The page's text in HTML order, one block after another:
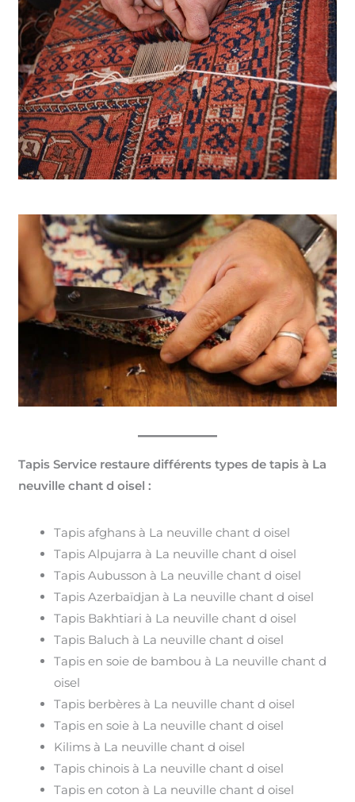
Tapis Service restaure différents types de tapis à La
neuville chant d oisel :
Tapis afghans à La neuville chant d oisel
Tapis Alpujarra à La neuville chant d oisel
Tapis Aubusson à La neuville chant d oisel
Tapis Azerbaïdjan à La neuville chant d oisel
Tapis Bakhtiari à La neuville chant d oisel
Tapis Baluch à La neuville chant d oisel
Tapis en soie de bambou à La neuville chant d
oisel
Tapis berbères à La neuville chant d oisel
Tapis en soie à La neuville chant d oisel
Kilims à La neuville chant d oisel
Tapis chinois à La neuville chant d oisel
Tapis en coton à La neuville chant d oisel